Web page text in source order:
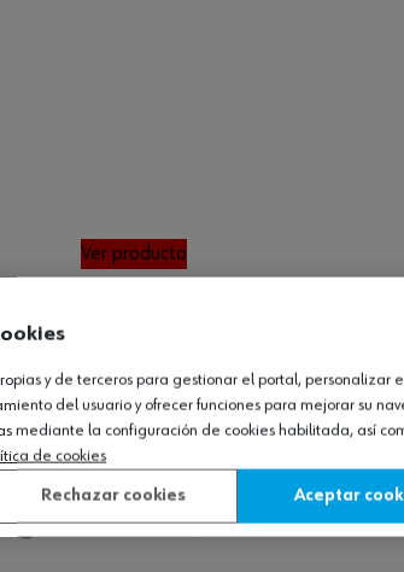
Ver producto
y de terceros para gestionar el portal, personalizar
del usuario y ofrecer funciones para mejorar su
mediante la configuración de cookies habilitada, así
de cookies
Rechazar cookies Aceptar